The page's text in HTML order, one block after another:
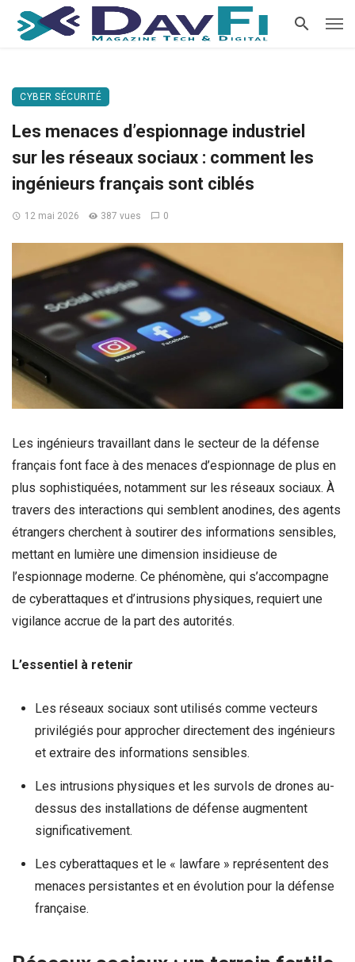
CYBER SÉCURITÉ
Les menaces d’espionnage industriel
sur les réseaux sociaux : comment les
ingénieurs français sont ciblés
12 mai 2026 387 vues 0
Les ingénieurs travaillant dans le secteur de la défense
français font face à des menaces d’espionnage de plus en
plus sophistiquées, notamment sur les réseaux sociaux. À
travers des interactions qui semblent anodines, des agents
étrangers cherchent à soutirer des informations sensibles,
mettant en lumière une dimension insidieuse de
l’espionnage moderne. Ce phénomène, qui s’accompagne
de cyberattaques et d’intrusions physiques, requiert une
vigilance accrue de la part des autorités.
L’essentiel à retenir
Les réseaux sociaux sont utilisés comme vecteurs
privilégiés pour approcher directement des ingénieurs
et extraire des informations sensibles.
Les intrusions physiques et les survols de drones au-
dessus des installations de défense augmentent
significativement.
Les cyberattaques et le « lawfare » représentent des
menaces persistantes et en évolution pour la défense
française.